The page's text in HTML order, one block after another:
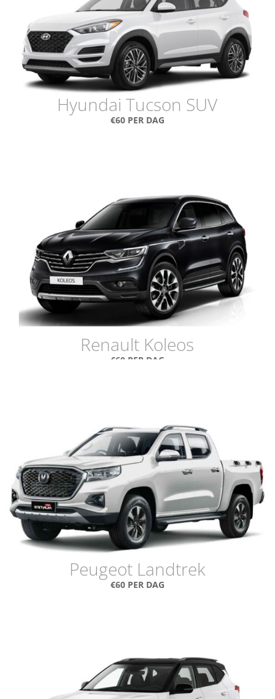
Hyundai Tucson SUV
€60 PER DAG
Renault Koleos
€60 PER DAG
Peugeot Landtrek
€60 PER DAG